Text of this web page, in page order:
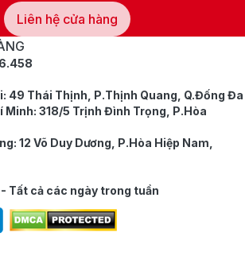
Liên hệ cửa hàng
49 Thái Thịnh, P.Thịnh Quang, Q.Đống Đa
Minh: 318/5 Trịnh Đình Trọng, P.Hòa
12 Võ Duy Dương, P.Hòa Hiệp Nam,
Tất cả các ngày trong tuần